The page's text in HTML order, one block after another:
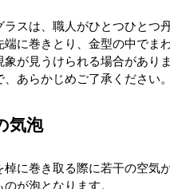
ラスは、職人がひとつひとつ
端に巻きとり、金型の中でま
象が見うけられる場合があり
あらかじめご了承ください。
気泡
に巻き取る際に若干の空気
が泡となります。